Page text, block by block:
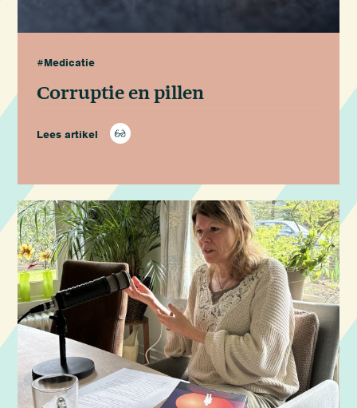
#Medicatie
Corruptie en pillen
Lees artikel